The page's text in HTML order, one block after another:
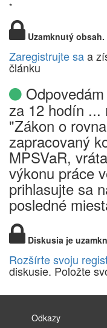
*
Uzamknutý obsah.
Zaregistrujte saa
článku
za 12 hodín ...
"Zákon o
zapracovaný
MPSVaR,
výkonu práce
prihlasujte sa
posledné
Diskusia je
Rozšírte svoju
diskusie. Položte
Odkazy